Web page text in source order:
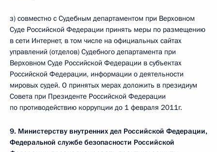
з) совместно с Судебным департаментом при Верховном
Суде Российской Федерации принять меры по размещению
в сети Интернет, в том числе на официальных сайтах
управлений (отделов) Судебного департамента при
Верховном Суде Российской Федерации в субъектах
Российской Федерации, информации о деятельности
мировых судей. О принятых мерах доложить в президиум
Совета при Президенте Российской Федерации
по противодействию коррупции до 1 февраля 2011г.
9. Министерству внутренних дел Российской Федерации,
Федеральной службе безопасности Российской